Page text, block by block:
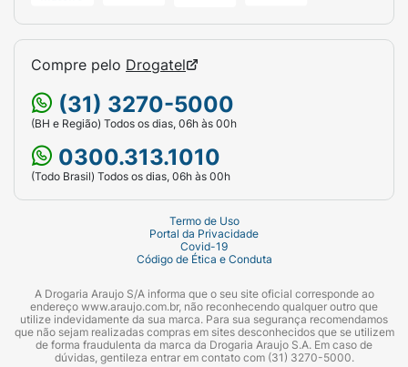
Compre pelo Drogatel
(31) 3270-5000
(BH e Região) Todos os dias, 06h às 00h
0300.313.1010
(Todo Brasil) Todos os dias, 06h às 00h
Termo de Uso
Portal da Privacidade
Covid-19
Código de Ética e Conduta
A Drogaria Araujo S/A informa que o seu site oficial corresponde ao
endereço www.araujo.com.br, não reconhecendo qualquer outro que
utilize indevidamente da sua marca. Para sua segurança recomendamos
que não sejam realizadas compras em sites desconhecidos que se utilizem
de forma fraudulenta da marca da Drogaria Araujo S.A. Em caso de
dúvidas, gentileza entrar em contato com (31) 3270-5000.